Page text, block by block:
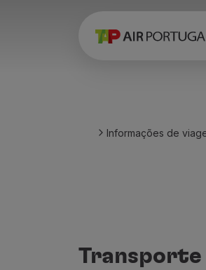
Reservar
Ponte Aérea
Requisitos e
Informações de
Transporte